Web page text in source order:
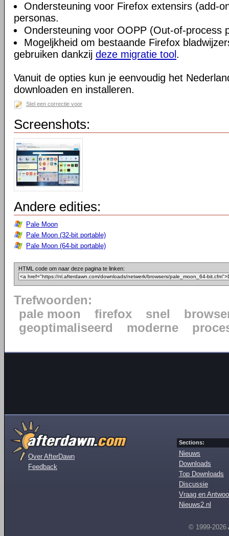
Ondersteuning voor Firefox extensirs (add-
personas.
Ondersteuning voor OOPP (Out-of-process
Mogeljkheid om bestaande Firefox
gebruiken dankzij deze migratie tool .
Vanuit de opties kun je eenvoudig het
downloaden en installeren.
Stel een correctie voor
Screenshots:
Andere edities:
Pale Moon
Pale Moon (32-bit portable)
Pale Moon (64-bit portable)
HTML code om naar deze pagina te linken:
Trefwoorden:
pale moon
firefox snel
geoptimaliseerd
moderne
Over AfterDawn
Feedback
Sections:
Nieuws
Downloads
Top Downloads
Discussie
Vraag en
Nieuws2.nl
© 1999-2026